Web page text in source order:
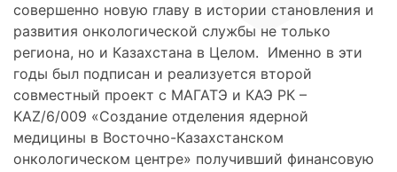
совершенно новую главу в истории становления и
развития онкологической службы не только
региона, но и Казахстана в Целом. Именно в эти
годы был подписан и реализуется второй
совместный проект с МАГАТЭ и КАЭ РК –
KAZ/6/009 «Создание отделения ядерной
медицины в Восточно-Казахстанском
онкологическом центре» получивший финансовую